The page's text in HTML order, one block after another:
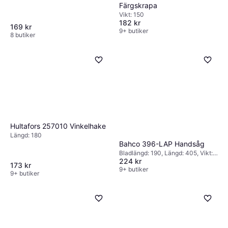
169 kr
8 butiker
Färgskrapa
Vikt: 150
182 kr
9+ butiker
Hultafors 257010 Vinkelhake
Längd: 180
173 kr
9+ butiker
Bahco 396-LAP Handsåg
Bladlängd: 190, Längd: 405, Vikt:
200
224 kr
9+ butiker